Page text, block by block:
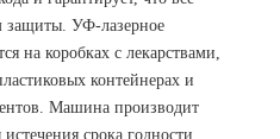
защиты. УФ-лазерное
на коробках с лекарствами,
контейнерах и
Машина производит
срока годности,